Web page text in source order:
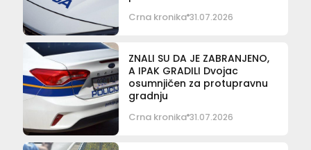
Crna kronika 31.07.2026
ZNALI SU DA JE ZABRANJENO,
A IPAK GRADILI Dvojac
osumnjičen za protupravnu
gradnju
Crna kronika 31.07.2026